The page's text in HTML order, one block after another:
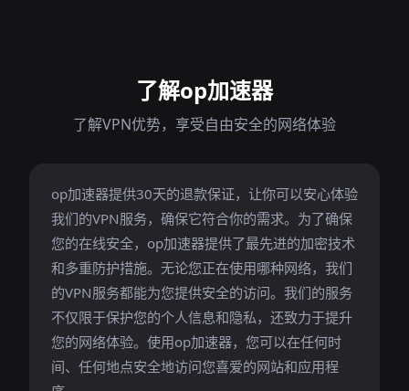
了解op加速器
了解VPN优势，享受自由安全的网络体验
op加速器提供30天的退款保证，让你可以安心体验
我们的VPN服务，确保它符合你的需求。为了确保
您的在线安全，op加速器提供了最先进的加密技术
和多重防护措施。无论您正在使用哪种网络，我们
的VPN服务都能为您提供安全的访问。我们的服务
不仅限于保护您的个人信息和隐私，还致力于提升
您的网络体验。使用op加速器，您可以在任何时
间、任何地点安全地访问您喜爱的网站和应用程